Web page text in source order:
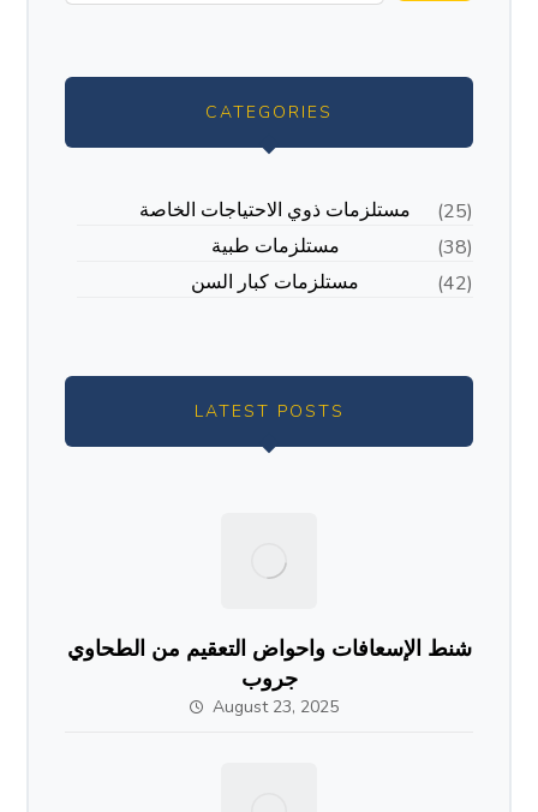
CATEGORIES
مستلزمات ذوي الاحتياجات الخاصة
(25)
مستلزمات طبية
(38)
مستلزمات كبار السن
(42)
LATEST POSTS
شنط الإسعافات واحواض التعقيم من الطحاوي
جروب
August 23, 2025